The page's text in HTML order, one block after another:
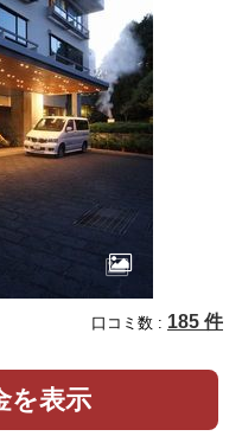
口コミ数 : 185 件
を表示